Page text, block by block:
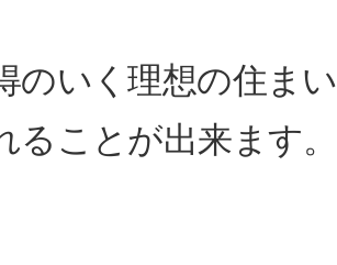
のいく理想の住まい
ることが出来ます。